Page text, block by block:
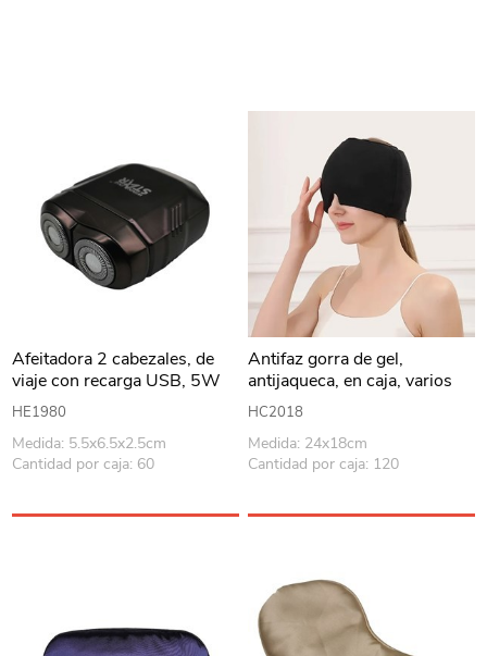
Afeitadora 2 cabezales, de
viaje con recarga USB, 5W
en caja, WINNING STAR
HE1980
Medida: 5.5x6.5x2.5cm
Cantidad por caja: 60
Antifaz gorra de gel,
antijaqueca, en caja, varios
colores
HC2018
Medida: 24x18cm
Cantidad por caja: 120